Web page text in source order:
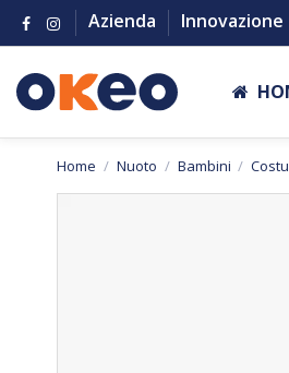
Azienda Innovazione
Home Nuoto Bambini